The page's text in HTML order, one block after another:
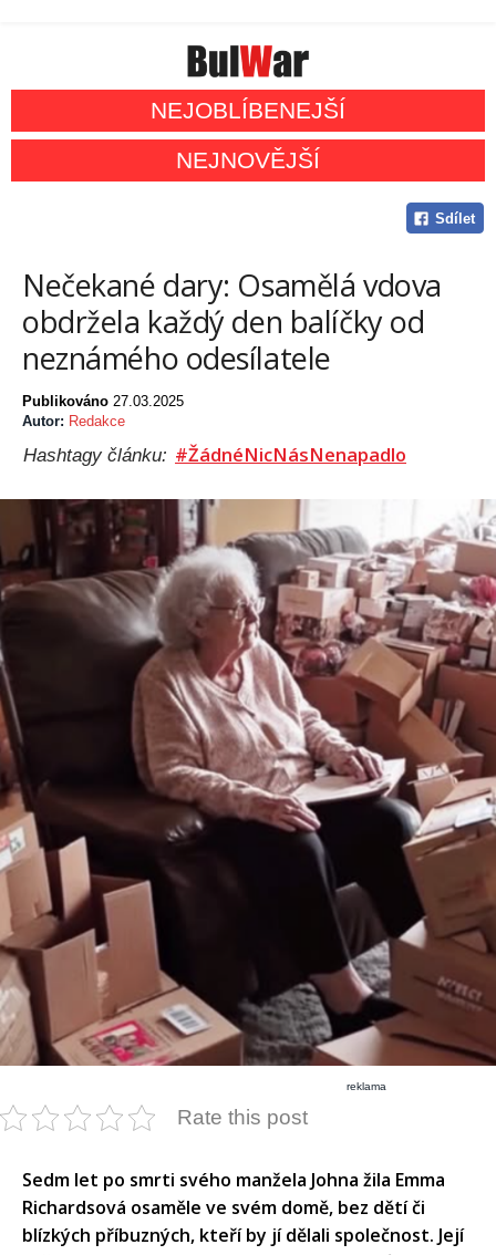
NEJOBLÍBENEJŠÍ
NEJNOVĚJŠÍ
Sdílet
Nečekané dary: Osamělá vdova
obdržela každý den balíčky od
neznámého odesílatele
Publikováno 27.03.2025
Autor: Redakce
Hashtagy článku: #ŽádnéNicNásNenapadlo
reklama
Rate this post
​Sedm let po smrti svého manžela Johna žila Emma
Richardsová osaměle ve svém domě, bez dětí či
blízkých příbuzných, kteří by jí dělali společnost. Její